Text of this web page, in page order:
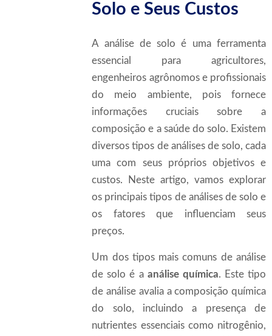
Solo e Seus Custos
A análise de solo é uma ferramenta
essencial para agricultores,
engenheiros agrônomos e profissionais
do meio ambiente, pois fornece
informações cruciais sobre a
composição e a saúde do solo. Existem
diversos tipos de análises de solo, cada
uma com seus próprios objetivos e
custos. Neste artigo, vamos explorar
os principais tipos de análises de solo e
os fatores que influenciam seus
preços.
Um dos tipos mais comuns de análise
de solo é a análise química. Este tipo
de análise avalia a composição química
do solo, incluindo a presença de
nutrientes essenciais como nitrogênio,